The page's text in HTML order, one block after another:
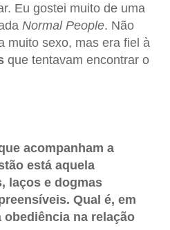
Eu gostei muito de uma
Normal People. Não
muito sexo, mas era fiel à
que tentavam encontrar o
acompanham a
está aquela
laços e dogmas
Qual é, em
obediência na relação